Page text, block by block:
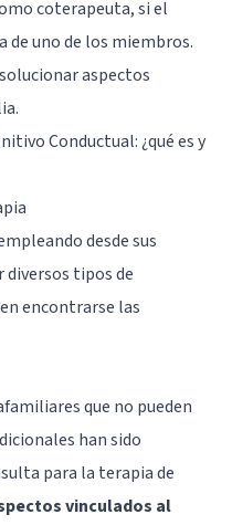
coterapeuta, si el
uno de los miembros.
aspectos
Conductual: ¿qué es y
desde sus
diversos tipos de
encontrarse las
que no pueden
han sido
para la terapia de
vinculados al